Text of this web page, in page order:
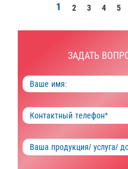
1 2 3 4 5
ЗАДАТЬ